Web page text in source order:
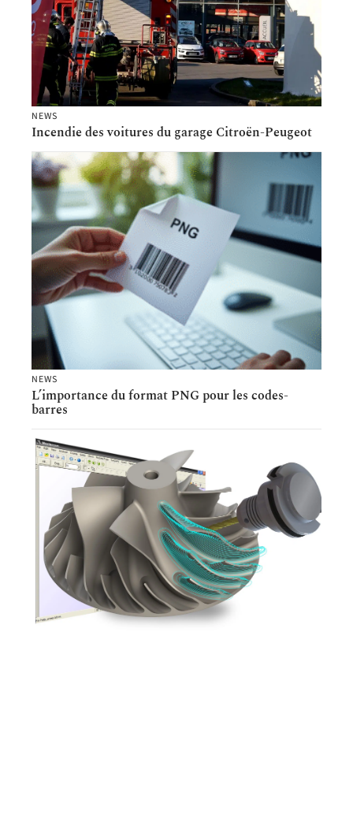
NEWS
Incendie des voitures du garage Citroën-Peugeot
NEWS
L’importance du format PNG pour les codes-
barres